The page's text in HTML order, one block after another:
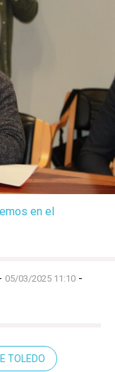
en el
05/03/2025 11:10 -
TOLEDO